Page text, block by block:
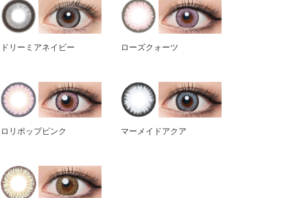
ドリーミアネイビー ローズクォーツ
ロリポップピンク マーメイドアクア